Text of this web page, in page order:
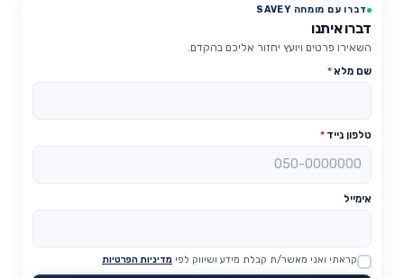
דברו עם מומחה SAVEY
דברו איתנו
השאירו פרטים ויועץ יחזור אליכם בהקדם.
שם מלא*
טלפון נייד *
אימייל
Website
קראתי ואני מאשר/ת קבלת מידע ושיווק לפי מדיניות הפרטיות